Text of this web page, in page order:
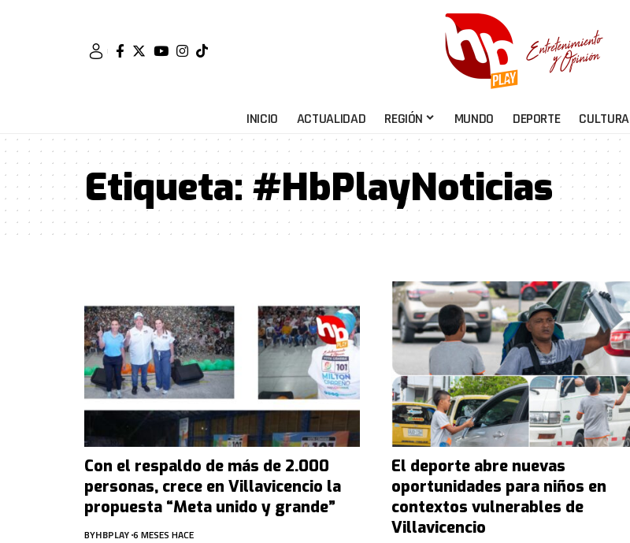
INICIO ACTUALIDAD REGIÓN MUNDO DEPORTE CULTURA
Etiqueta: #HbPlayNoticias
Con el respaldo de más de 2.000
personas, crece en Villavicencio la
propuesta “Meta unido y grande”
BYHBPLAY 6 MESES HACE
El deporte abre nuevas
oportunidades para niños en
contextos vulnerables de
Villavicencio